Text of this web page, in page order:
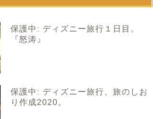
保護中: ディズニー旅行１日目。
『怒涛』
保護中: ディズニー旅行、旅のしお
り作成2020。